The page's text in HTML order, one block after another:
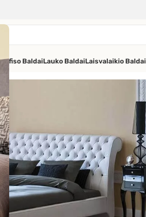
Ofiso BaldaiLauko BaldaiLaisvalaikio Baldai